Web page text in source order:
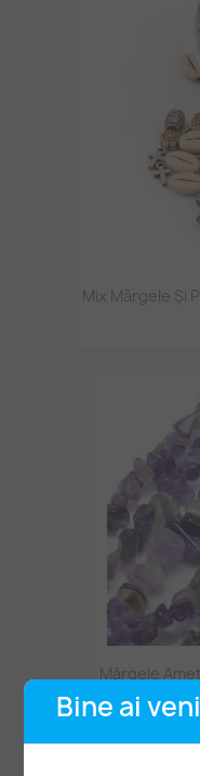
Bine ai
Mix Mărgele Și
Mărgele